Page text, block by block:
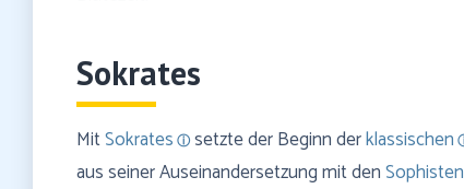
Sokrates
MitSokrates setzte der Beginn derklassischen
aus seiner Auseinandersetzung mit denSophisten